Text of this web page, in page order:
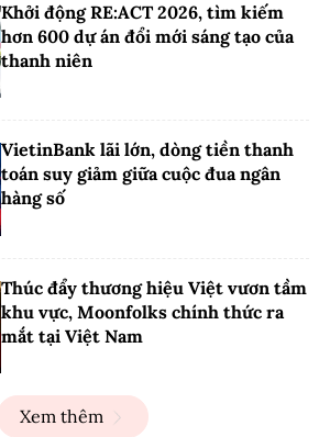
Khởi động RE:ACT 2026, tìm kiếm
hơn 600 dự án đổi mới sáng tạo của
thanh niên
VietinBank lãi lớn, dòng tiền thanh
toán suy giảm giữa cuộc đua ngân
hàng số
Thúc đẩy thương hiệu Việt vươn tầm
khu vực, Moonfolks chính thức ra
mắt tại Việt Nam
Xem thêm